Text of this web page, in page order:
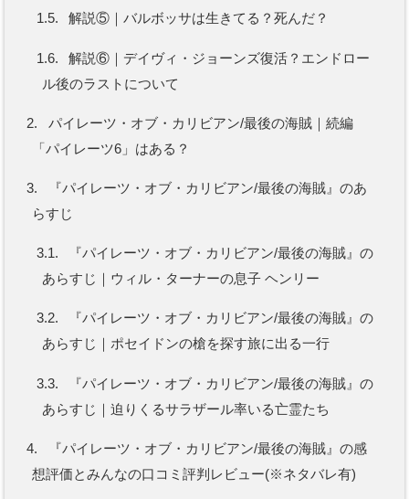
1.5. 解説⑤｜バルボッサは生きてる？死んだ？
1.6.
解説⑥｜デイヴィ・ジョーンズ復活？エンドロー
ル後のラストについて
2.
パイレーツ・オブ・カリビアン/最後の海賊｜続編
「パイレーツ6」はある？
3.
『パイレーツ・オブ・カリビアン/最後の海賊』のあ
らすじ
3.1.
『パイレーツ・オブ・カリビアン/最後の海賊』の
あらすじ｜ウィル・ターナーの息子 ヘンリー
3.2.
『パイレーツ・オブ・カリビアン/最後の海賊』の
あらすじ｜ポセイドンの槍を探す旅に出る一行
3.3.
『パイレーツ・オブ・カリビアン/最後の海賊』の
あらすじ｜迫りくるサラザール率いる亡霊たち
4.
『パイレーツ・オブ・カリビアン/最後の海賊』の感
想評価とみんなの口コミ評判レビュー(※ネタバレ有)